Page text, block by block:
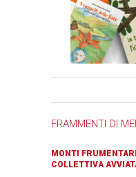
FRAMMENTI DI
MONTI
COLLETTIVA